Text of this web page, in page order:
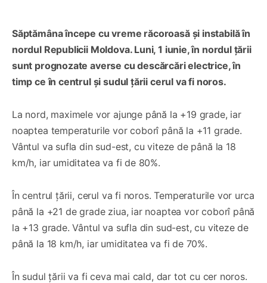
Săptămâna începe cu vreme răcoroasă și instabilă în
nordul Republicii Moldova. Luni, 1 iunie, în nordul țării
sunt prognozate averse cu descărcări electrice, în
timp ce în centrul și sudul țării cerul va fi noros.
La nord, maximele vor ajunge până la +19 grade, iar
noaptea temperaturile vor coborî până la +11 grade.
Vântul va sufla din sud-est, cu viteze de până la 18
km/h, iar umiditatea va fi de 80%.
În centrul țării, cerul va fi noros. Temperaturile vor urca
până la +21 de grade ziua, iar noaptea vor coborî până
la +13 grade. Vântul va sufla din sud-est, cu viteze de
până la 18 km/h, iar umiditatea va fi de 70%.
În sudul țării va fi ceva mai cald, dar tot cu cer noros.